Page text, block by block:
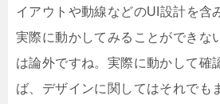
イアウトや動線などのUI設計を含
実際に動かしてみることができな
は論外ですね。実際に動かして確
ば、デザインに関してはそれでも